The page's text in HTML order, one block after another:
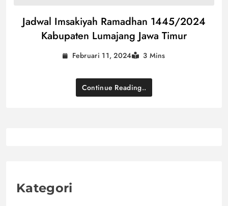
Jadwal Imsakiyah Ramadhan 1445/2024
Kabupaten Lumajang Jawa Timur
Februari 11, 2024 3 Mins
Continue Reading..
Kategori